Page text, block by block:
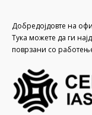
Добредојдовте на
Тука можете да ги
поврзани со